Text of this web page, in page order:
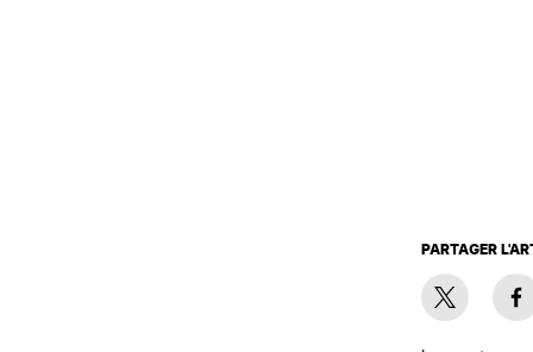
PARTAGER